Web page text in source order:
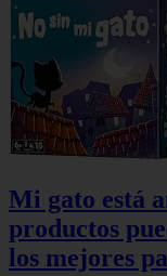
Mi gato está
productos
los mejores